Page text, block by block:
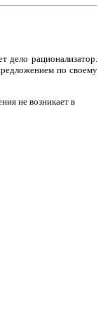
дело рационализатор.
по своему
не возникает в